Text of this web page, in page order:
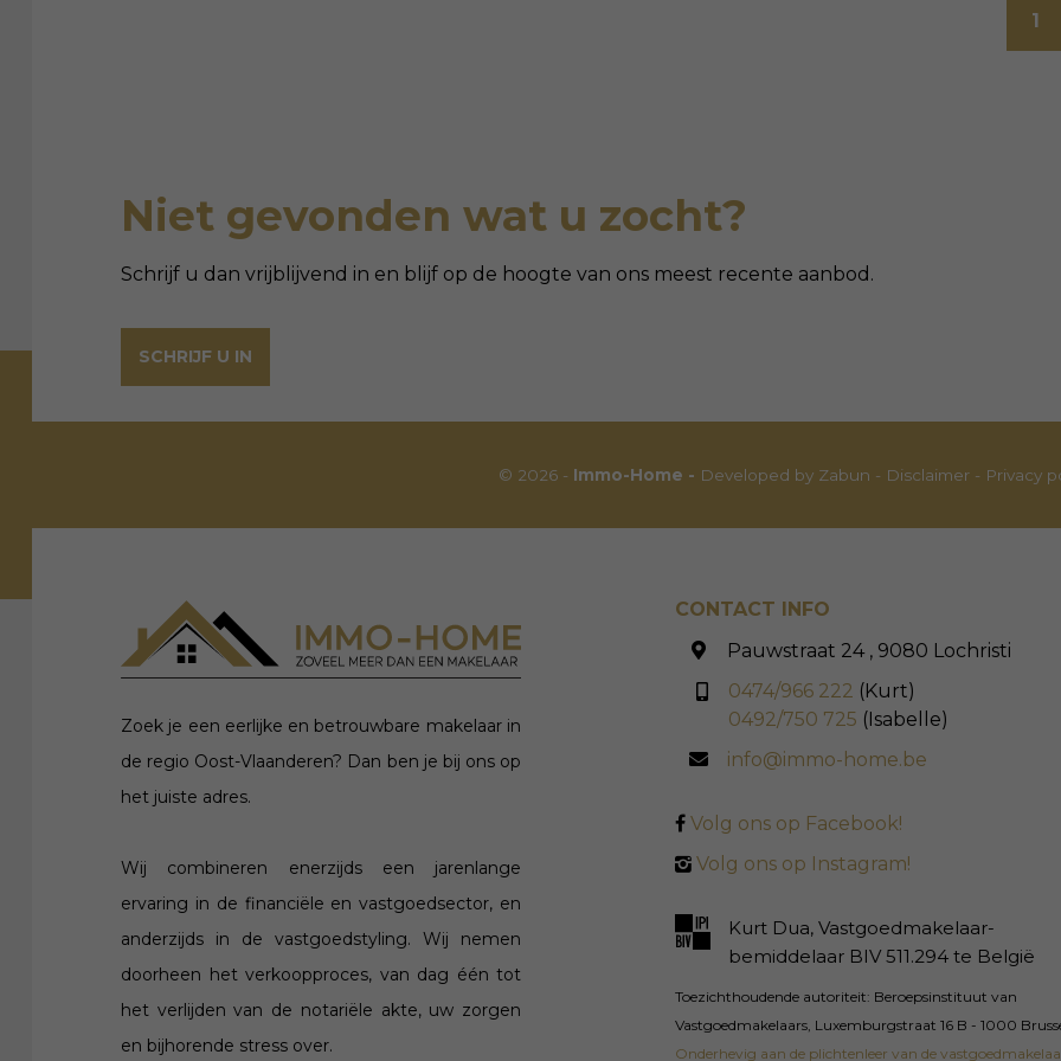
1
Niet gevonden wat u zocht?
Schrijf u dan vrijblijvend in en blijf op de hoogte van ons meest recente aanbod.
SCHRIJF U IN
© 2026 - Immo-Home - Developed by Zabun - Disclaimer - Privacy
Zoek je een eerlijke en betrouwbare makelaar in
de regio Oost-Vlaanderen? Dan ben je bij ons op
het juiste adres.
Wij combineren enerzijds een jarenlange
ervaring in de financiële en vastgoedsector, en
anderzijds in de vastgoedstyling. Wij nemen
doorheen het verkoopproces, van dag één tot
het verlijden van de notariële akte, uw zorgen
en bijhorende stress over.
CONTACT INFO
Pauwstraat 24 , 9080 Lochristi
0474/966 222 (Kurt)
0492/750 725 (Isabelle)
info@immo-home.be
Volg ons op Facebook!
Volg ons op Instagram!
Kurt Dua, Vastgoedmakelaar-
bemiddelaar BIV 511.294 te België
Toezichthoudende autoriteit: Beroepsinstituut van
Vastgoedmakelaars, Luxemburgstraat 16 B - 1000
Onderhevig aan de plichtenleer van de